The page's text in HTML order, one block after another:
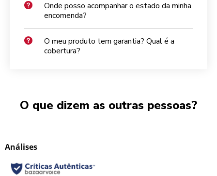
Onde posso acompanhar o estado da minha
encomenda?
O meu produto tem garantia? Qual é a
cobertura?
O que dizem as outras pessoas?